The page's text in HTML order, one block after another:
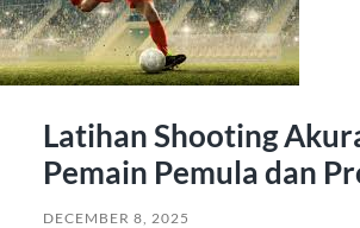
Latihan Shooting
Pemain Pemula dan
DECEMBER 8, 2025